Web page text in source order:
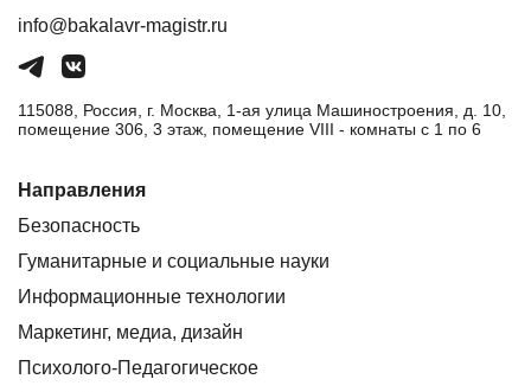
info@bakalavr-magistr.ru
115088, Россия, г. Москва, 1-ая улица Машиностроения, д. 10,
помещение 306, 3 этаж, помещение VIII - комнаты с 1 по 6
Направления
Безопасность
Гуманитарные и социальные науки
Информационные технологии
Маркетинг, медиа, дизайн
Психолого-Педагогическое